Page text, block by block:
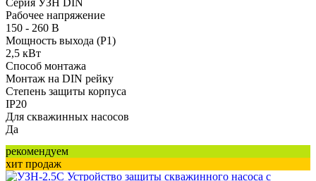
Рабочее напряжение
150 - 260 В
Мощность выхода (P1)
2,5 кВт
Способ монтажа
Монтаж на DIN рейку
Степень защиты корпуса
IP20
Для скважинных насосов
Да
рекомендуем
хит продаж